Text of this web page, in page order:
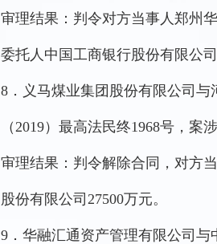
审理结果：判令对方当事人郑州
委托人中国工商银行股份有限公
8．义马煤业集团股份有限公司与
（2019）最高法民终1968号，案
审理结果：判令解除合同，对方
股份有限公司27500万元。
9．华融汇通资产管理有限公司